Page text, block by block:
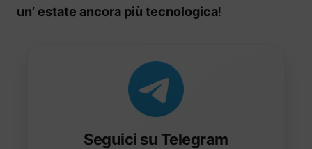
un’ estate ancora più tecnologica!
Seguici su Telegram